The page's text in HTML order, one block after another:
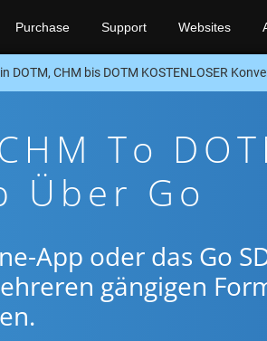
Purchase Support Websites
DOTM, CHM bis DOTM KOSTENLOSER
To
Über Go
App oder das Go
gängigen